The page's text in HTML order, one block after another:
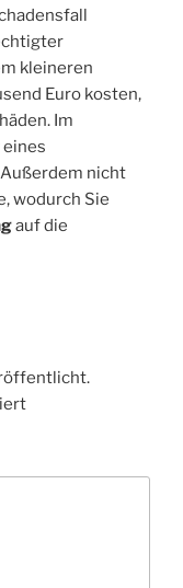
kleineren
Euro kosten,
Im
nicht
wodurch Sie
auf die